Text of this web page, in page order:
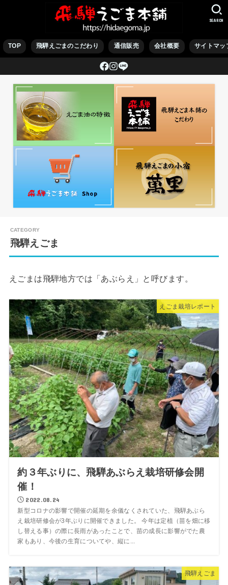
TOP 飛騨えごまのこだわり 通信販売 会社概要 サイトマッ
SEARCH
飛騨えごま
えごまは飛騨地方では「あぶらえ」と呼びます。
えごま栽培レポート
約３年ぶりに、飛騨あぶらえ栽培研修会開
催！
2022.08.24
新型コロナの影響で開催の延期を余儀なくされていた、飛騨あぶら
え栽培研修会が3年ぶりに開催できました。 今年は定植（苗を畑に移
し替える事）の際に長雨があったことで、苗の成長に影響がでた農
家もあり、今後の生育についてや、縦に...
飛騨えごま